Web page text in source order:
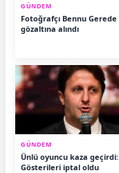
GÜNDEM
Fotoğrafçı Bennu Gerede
gözaltına alındı
GÜNDEM
Ünlü oyuncu kaza geçirdi:
Gösterileri iptal oldu